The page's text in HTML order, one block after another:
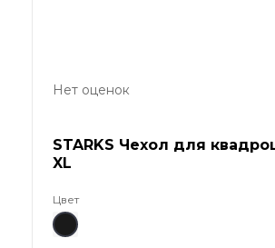
Нет оценок
STARKS Чехол для
XL
Цвет